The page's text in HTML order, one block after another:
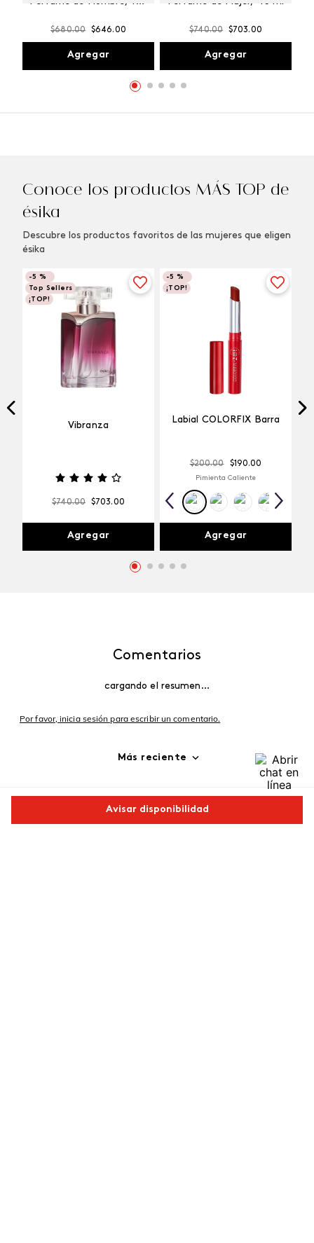
Avisar disponibilidad
$680.00 $646.00
Agregar
$740.00 $703.00
Agregar
Conoce los productos MÁS TOP de
ésika
Descubre los productos favoritos de las mujeres que eligen
ésika
-5 %
Top Sellers
¡TOP!
Vibranza
$740.00 $703.00
Agregar
-5 %
¡TOP!
Labial COLORFIX Barra
$200.00 $190.00
Pimienta Caliente
Agregar
Comentarios
cargando el resumen…
Por favor, inicia sesión para escribir un comentario.
Más reciente